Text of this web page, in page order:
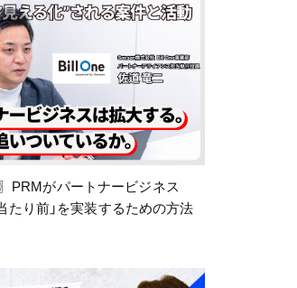
PRMがパートナービジネス
たり前」を実装するための方法